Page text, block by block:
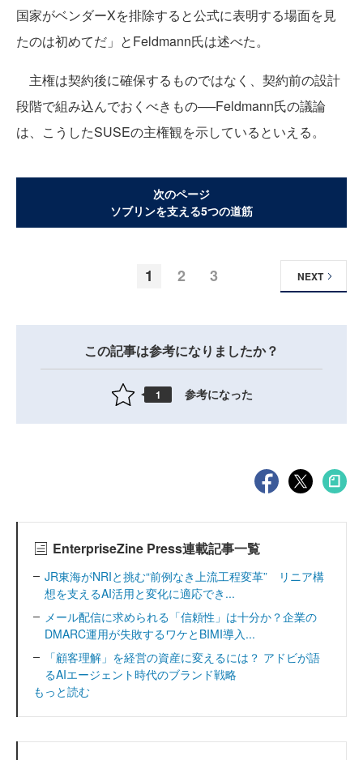
国家がベンダーXを排除すると公式に表明する場面を見
たのは初めてだ」とFeldmann氏は述べた。
主権は契約後に確保するものではなく、契約前の設計
段階で組み込んでおくべきもの──Feldmann氏の議論
は、こうしたSUSEの主権観を示しているといえる。
次のページ
ソブリンを支える5つの道筋
1 2 3 NEXT
この記事は参考になりましたか？
1 参考になった
EnterpriseZine Press連載記事一覧
JR東海がNRIと挑む“前例なき上流工程変革” リニア構
想を支えるAI活用と変化に適応でき...
メール配信に求められる「信頼性」は十分か？企業の
DMARC運用が失敗するワケとBIMI導入...
「顧客理解」を経営の資産に変えるには？ アドビが語
るAIエージェント時代のブランド戦略
もっと読む